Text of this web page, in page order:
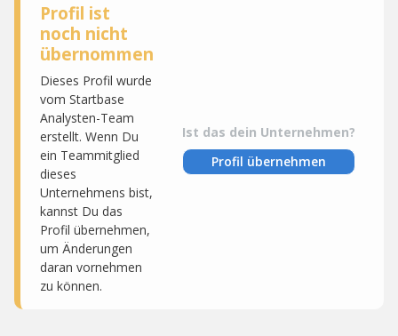
Profil ist
noch nicht
übernommen
Dieses Profil wurde
vom Startbase
Analysten-Team
erstellt. Wenn Du
ein Teammitglied
dieses
Unternehmens bist,
kannst Du das
Profil übernehmen,
um Änderungen
daran vornehmen
zu können.
Ist das dein Unternehmen?
Profil übernehmen